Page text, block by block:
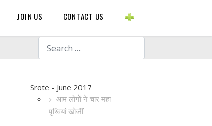
Search
JOIN US CONTACT US
Srote - June 2017
आम लोगों ने चार महा-
पृथ्वियां खोजीं